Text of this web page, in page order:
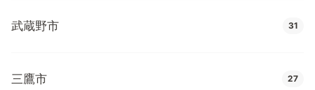
武蔵野市 31
三鷹市 27